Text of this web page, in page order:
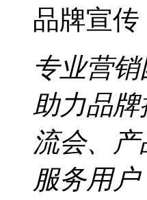
品牌宣传
专业营
助力品
流会、
服务用